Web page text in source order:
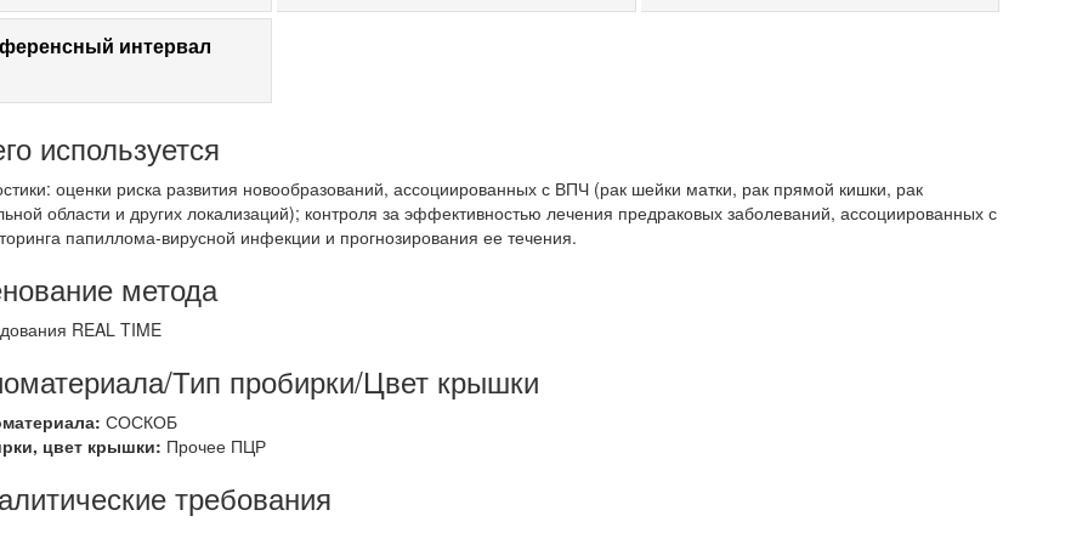
интервал
используется
оценки риска развития новообразований, ассоциированных с ВПЧ (рак шейки матки, рак прямой кишки, рак
области и других локализаций); контроля за эффективностью лечения предраковых заболеваний, ассоциированных с
папиллома-вирусной инфекции и прогнозирования ее течения.
метода
REAL TIME
Тип пробирки/Цвет крышки
СОСКОБ
цвет крышки: Прочее ПЦР
требования